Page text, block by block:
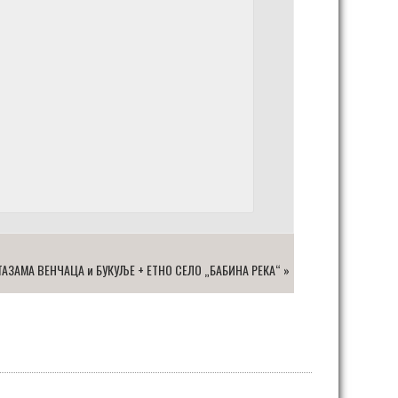
ВЕНЧАЦА и БУКУЉЕ + ЕТНО СЕЛО „БАБИНА РЕКА“ »